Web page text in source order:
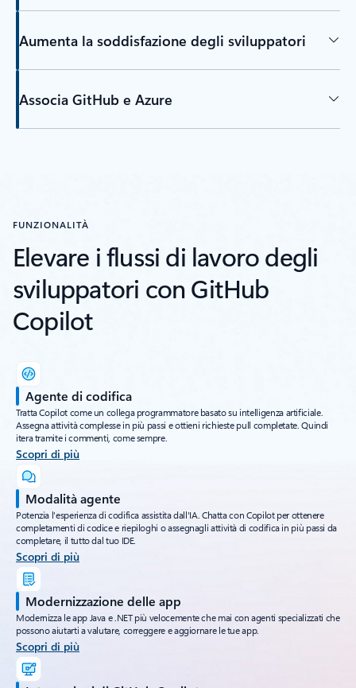
Aumenta la soddisfazione degli sviluppatori
Associa GitHub e Azure
FUNZIONALITÀ
Elevare i flussi di lavoro degli
sviluppatori con GitHub
Copilot
Agente di codifica
Tratta Copilot come un collega programmatore basato su intelligenza artificiale.
Assegna attività complesse in più passi e ottieni richieste pull completate. Quindi
itera tramite i commenti, come sempre.
Scopri di più
Modalità agente
Potenzia l'esperienza di codifica assistita dall'IA. Chatta con Copilot per ottenere
completamenti di codice e riepiloghi o assegnagli attività di codifica in più passi da
completare, il tutto dal tuo IDE.
Scopri di più
Modernizzazione delle app
Modernizza le app Java e .NET più velocemente che mai con agenti specializzati che
possono aiutarti a valutare, correggere e aggiornare le tue app.
Scopri di più